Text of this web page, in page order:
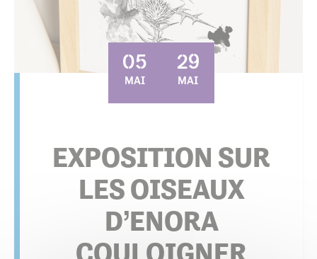
05
MAI
29
MAI
EXPOSITION SUR
LES OISEAUX
D’ENORA